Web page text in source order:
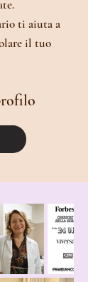
ti aiuta a
il tuo